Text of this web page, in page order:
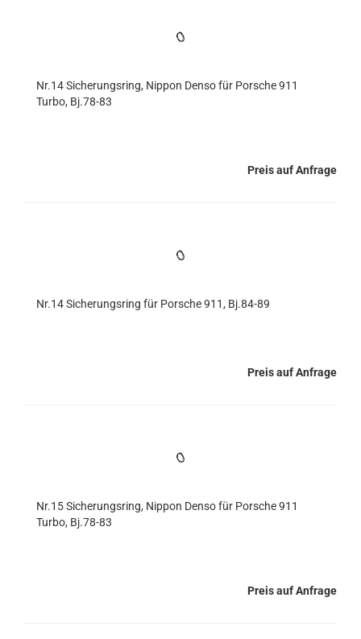
Nr.14 Sicherungsring, Nippon Denso für Porsche 911
Turbo, Bj.78-83
Preis auf Anfrage
Nr.14 Sicherungsring für Porsche 911, Bj.84-89
Preis auf Anfrage
Nr.15 Sicherungsring, Nippon Denso für Porsche 911
Turbo, Bj.78-83
Preis auf Anfrage